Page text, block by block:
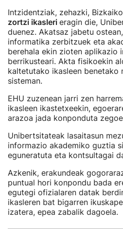
Intzidentziak, zehazki,
zortzi ikasleri eragin die,
duenez. Akatsaz jabetu
informatika zerbitzuek eta
berehala ekin zioten aplikazio
berrikusteari. Akta fisikoekin
kaltetutako ikasleen
sisteman.
EHU zuzenean jarri zen
ikasleen ikastetxeekin,
arazoa jada konponduta
Unibertsitateak lasaitasun
informazio akademiko guztia
eguneratuta eta kontsultagai
Azkenik, erakundeak
puntual hori konpondu bada
egutegi ofizialaren datak
ikasleren bat bigarren
izatera, epea zabalik dagoela.